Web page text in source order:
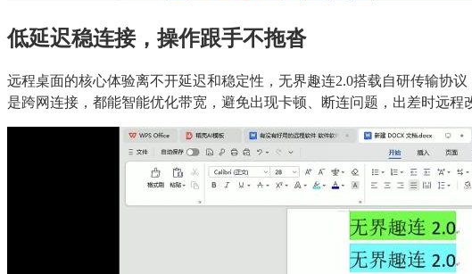
低延迟稳连接，操作跟手不拖沓
远程桌面的核心体验离不开延迟和稳定性，无界趣连2.0搭载自研传输协
是跨网连接，都能智能优化带宽，避免出现卡顿、断连问题，出差时远